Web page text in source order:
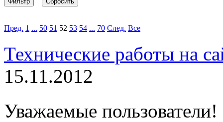
Пред. 1 ... 50 51 52 53 54 ... 70 След. Все
Технические работы на
15.11.2012
Уважаемые пользователи!